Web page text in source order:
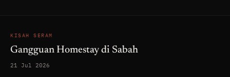
KISAH SERAM
Gangguan Homestay di Sabah
21 Jul 2026